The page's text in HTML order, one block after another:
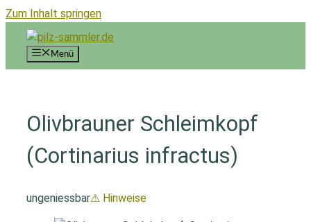
Zum Inhalt springen
Menü
Olivbrauner Schleimkopf
(Cortinarius infractus)
ungeniessbar⚠ Hinweise